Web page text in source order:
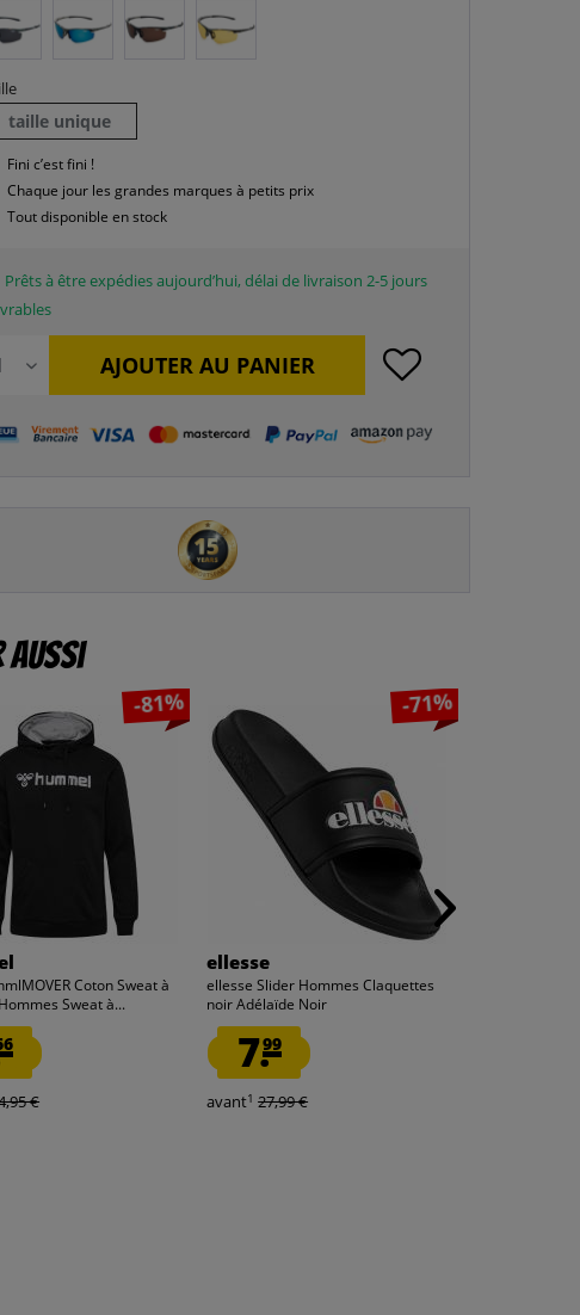
taille unique
Fini c’est fini !
Chaque jour les grandes marques à petits prix
Tout disponible en stock
Prêts à être expédies aujourd’hui, délai de livraison 2-5 jours
AJOUTER AU PANIER
aussi
-81%
Coton Sweat à
Sweat à...
€
-71%
ellesse
ellesse Slider Hommes Claquettes
noir Adélaïde Noir
7.99
avant1 27,99 €